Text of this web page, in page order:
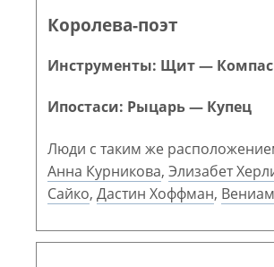
Королева-поэт
Инструменты: Щит — Компас
Ипостаси: Рыцарь — Купец
Люди с таким же
Анна Курникова, Элизабет
Сайко, Дастин Хоффман,